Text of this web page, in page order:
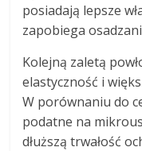
posiadają lepsze
zapobiega
Kolejną zaletą
elastyczność i
W porównaniu do
podatne na
dłuższą trwałość